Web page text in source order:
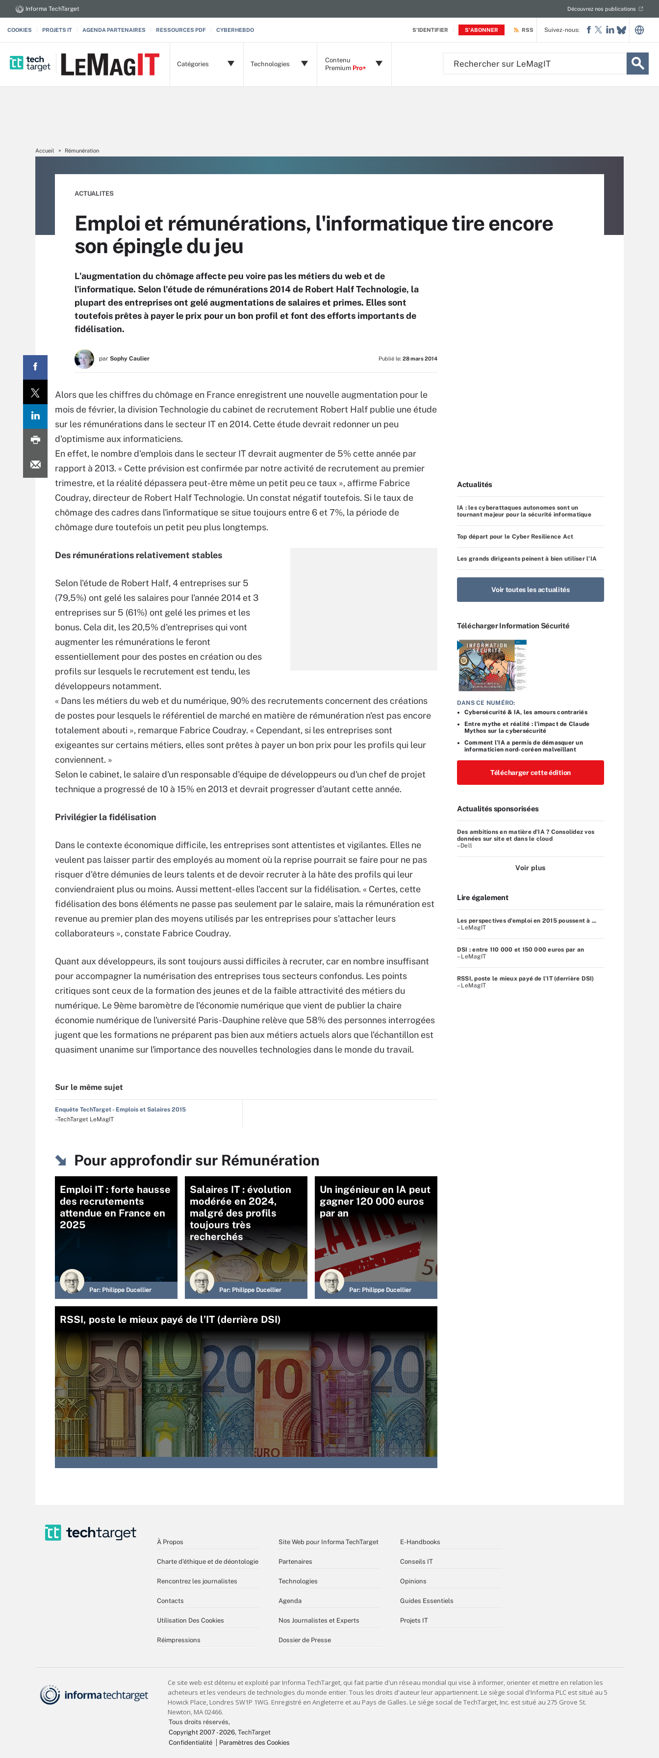
S'IDENTIFIER S'ABONNER
Informa TechTarget Découvrez nos publications
COOKIES PROJETS IT AGENDA PARTENAIRES RESSOURCES PDF CYBERHEBDO RSS
Catégories Technologies
Contenu
Premium Pro+
Suivez-nous:
Accueil Rémunération
ACTUALITES
Emploi et rémunérations, l'informatique tire encore
son épingle du jeu
L'augmentation du chômage affecte peu voire pas les métiers du web et de
l'informatique. Selon l'étude de rémunérations 2014 de Robert Half Technologie, la
plupart des entreprises ont gelé augmentations de salaires et primes. Elles sont
toutefois prêtes à payer le prix pour un bon profil et font des efforts importants de
fidélisation.
par Sophy Caulier Publié le: 28 mars 2014
Alors que les chiffres du chômage en France enregistrent une nouvelle augmentation pour le
mois de février, la division Technologie du cabinet de recrutement Robert Half publie une étude
sur les rémunérations dans le secteur IT en 2014. Cette étude devrait redonner un peu
d'optimisme aux informaticiens.
En effet, le nombre d'emplois dans le secteur IT devrait augmenter de 5% cette année par
rapport à 2013. « Cette prévision est confirmée par notre activité de recrutement au premier
trimestre, et la réalité dépassera peut-être même un petit peu ce taux », affirme Fabrice
Coudray, directeur de Robert Half Technologie. Un constat négatif toutefois. Si le taux de
chômage des cadres dans l'informatique se situe toujours entre 6 et 7%, la période de
chômage dure toutefois un petit peu plus longtemps.
Des rémunérations relativement stables
Selon l'étude de Robert Half, 4 entreprises sur 5
(79,5%) ont gelé les salaires pour l'année 2014 et 3
entreprises sur 5 (61%) ont gelé les primes et les
bonus. Cela dit, les 20,5% d'entreprises qui vont
augmenter les rémunérations le feront
essentiellement pour des postes en création ou des
profils sur lesquels le recrutement est tendu, les
développeurs notamment.
« Dans les métiers du web et du numérique, 90% des recrutements concernent des créations
de postes pour lesquels le référentiel de marché en matière de rémunération n'est pas encore
totalement abouti », remarque Fabrice Coudray. « Cependant, si les entreprises sont
exigeantes sur certains métiers, elles sont prêtes à payer un bon prix pour les profils qui leur
conviennent. »
Selon le cabinet, le salaire d'un responsable d'équipe de développeurs ou d'un chef de projet
technique a progressé de 10 à 15% en 2013 et devrait progresser d'autant cette année.
Privilégier la fidélisation
Dans le contexte économique difficile, les entreprises sont attentistes et vigilantes. Elles ne
veulent pas laisser partir des employés au moment où la reprise pourrait se faire pour ne pas
risquer d'être démunies de leurs talents et de devoir recruter à la hâte des profils qui leur
conviendraient plus ou moins. Aussi mettent-elles l'accent sur la fidélisation. « Certes, cette
fidélisation des bons éléments ne passe pas seulement par le salaire, mais la rémunération est
revenue au premier plan des moyens utilisés par les entreprises pour s'attacher leurs
collaborateurs », constate Fabrice Coudray.
Quant aux développeurs, ils sont toujours aussi difficiles à recruter, car en nombre insuffisant
pour accompagner la numérisation des entreprises tous secteurs confondus. Les points
critiques sont ceux de la formation des jeunes et de la faible attractivité des métiers du
numérique. Le 9ème baromètre de l'économie numérique que vient de publier la chaire
économie numérique de l'université Paris-Dauphine relève que 58% des personnes interrogées
jugent que les formations ne préparent pas bien aux métiers actuels alors que l'échantillon est
quasiment unanime sur l'importance des nouvelles technologies dans le monde du travail.
Sur le même sujet
Enquête TechTarget - Emplois et Salaires 2015
–TechTarget LeMagIT
Pour approfondir sur Rémunération
Emploi IT : forte hausse
des recrutements
attendue en France en
2025
Par: Philippe Ducellier
Salaires IT : évolution
modérée en 2024,
malgré des profils
toujours très
recherchés
Par: Philippe Ducellier
Un ingénieur en IA peut
gagner 120 000 euros
par an
Par: Philippe Ducellier
RSSI, poste le mieux payé de l’IT (derrière DSI)
Actualités
IA : les cyberattaques autonomes sont un
tournant majeur pour la sécurité informatique
Top départ pour le Cyber Resilience Act
Les grands dirigeants peinent à bien utiliser l’IA
Voir toutes les actualités
Télécharger Information Sécurité
DANS CE NUMÉRO:
Cybersécurité & IA, les amours contrariés
Entre mythe et réalité : l’impact de Claude
Mythos sur la cybersécurité
Comment l’IA a permis de démasquer un
informaticien nord-coréen malveillant
Télécharger cette édition
Actualités sponsorisées
Des ambitions en matière d'IA ? Consolidez vos
données sur site et dans le cloud
–Dell
Voir plus
Lire également
Les perspectives d'emploi en 2015 poussent à ...
– LeMagIT
DSI : entre 110 000 et 150 000 euros par an
– LeMagIT
RSSI, poste le mieux payé de l’IT (derrière DSI)
– LeMagIT
À Propos
Charte d’éthique et de déontologie
Rencontrez les journalistes
Contacts
Utilisation Des Cookies
Réimpressions
Site Web pour Informa TechTarget
Partenaires
Technologies
Agenda
Nos Journalistes et Experts
Dossier de Presse
E-Handbooks
Conseils IT
Opinions
Guides Essentiels
Projets IT
Tous droits réservés,
Copyright 2007 - 2026, TechTarget
Confidentialité
Paramètres des Cookies